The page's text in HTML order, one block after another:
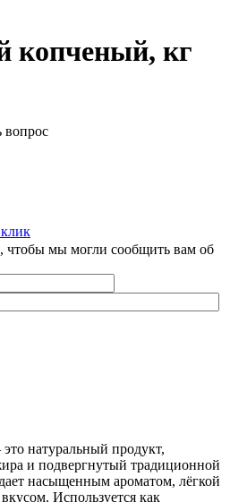
копченый, кг
вопрос
чтобы мы могли сообщить вам об
натуральный продукт,
и подвергнутый традиционной
насыщенным ароматом, лёгкой
Используется как